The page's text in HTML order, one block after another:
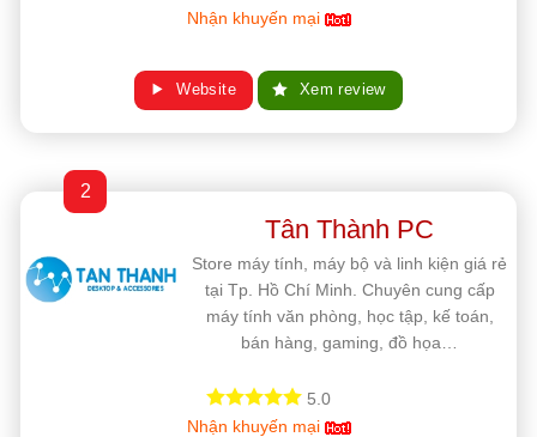
Nhận khuyến mại
Website Xem review
2
Tân Thành PC
Store máy tính, máy bộ và linh kiện giá rẻ
tại Tp. Hồ Chí Minh. Chuyên cung cấp
máy tính văn phòng, học tập, kế toán,
bán hàng, gaming, đồ họa…
5.0
Nhận khuyến mại